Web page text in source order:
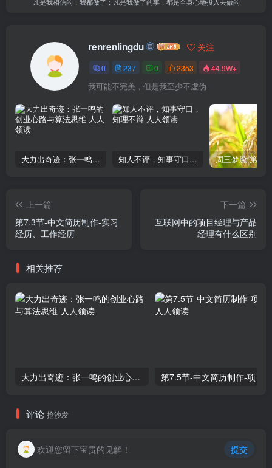
renrenlingdu 关注
0 237 0 2353 44.9W+
我可能不完美，但是我至少不虚伪
大力出奇迹：张一鸣的创业心路与算法思维 知人不评，知事守口，知理不辩
上一篇
第7.3节-中文简历制作-实习
经历、工作经历
下一篇
互联网中的项目经理与产品
经理有什么区别
相关推荐
大力出奇迹：张一鸣的创业心路与算法思维 第7.5节-中文简历制作-项目
评论 抢沙发
欢迎您留下宝贵的见解！ 提交